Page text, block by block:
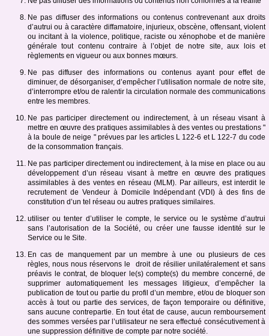
Ne pas diffuser des informations ou contenus contrevenant aux droits
d’autrui ou à caractère diffamatoire, injurieux, obscène, offensant, violent
ou incitant à la violence, politique, raciste ou xénophobe et de manière
générale tout contenu contraire à l’objet de notre site, aux lois et
règlements en vigueur ou aux bonnes mœurs.
Ne pas diffuser des informations ou contenus ayant pour effet de
diminuer, de désorganiser, d’empêcher l’utilisation normale de notre site,
d’interrompre et/ou de ralentir la circulation normale des communications
entre les membres.
Ne pas participer directement ou indirectement, à un réseau visant à
mettre en œuvre des pratiques assimilables à des ventes ou prestations "
à la boule de neige " prévues par les articles L 122-6 et L 122-7 du code
de la consommation français.
Ne pas participer directement ou indirectement, à la mise en place ou au
développement d’un réseau visant à mettre en œuvre des pratiques
assimilables à des ventes en réseau (MLM). Par ailleurs, est interdit le
recrutement de Vendeur à Domicile Indépendant (VDI) à des fins de
constitution d’un tel réseau ou autres pratiques similaires.
utiliser ou tenter d’utiliser le compte, le service ou le système d’autrui
sans l’autorisation de la Société, ou créer une fausse identité sur le
Service ou le Site.
En cas de manquement par un membre à une ou plusieurs de ces
règles, nous nous réservons le droit de résilier unilatéralement et sans
préavis le contrat, de bloquer le(s) compte(s) du membre concerné, de
supprimer automatiquement les messages litigieux, d’empêcher la
publication de tout ou partie du profil d’un membre, et/ou de bloquer son
accès à tout ou partie des services, de façon temporaire ou définitive,
sans aucune contrepartie. En tout état de cause, aucun remboursement
des sommes versées par l’utilisateur ne sera effectué consécutivement à
une suppression définitive de compte par notre société.